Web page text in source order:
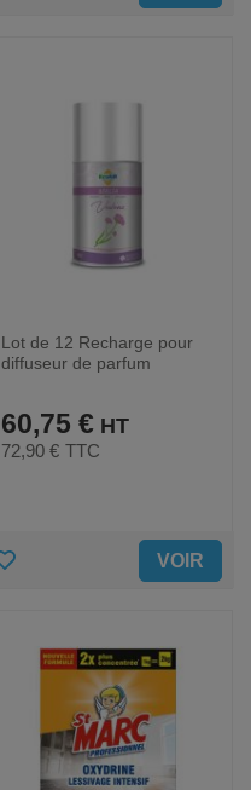
Lot de 12 Recharge pour
diffuseur de parfum
60,75 €
72,90 € TTC
AJOUTER
FAVORIS
VOIR